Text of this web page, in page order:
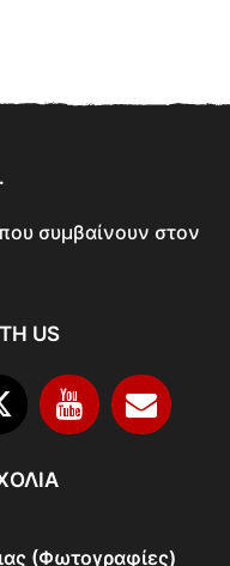
συμβαίνουν στον
US
(Φωτογραφίες)